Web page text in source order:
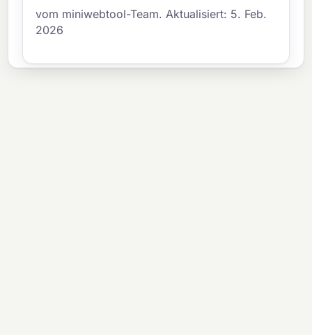
vom miniwebtool-Team. Aktualisiert: 5. Feb.
2026